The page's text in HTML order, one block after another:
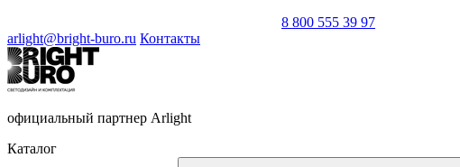
8 800 555 39 97
arlight@bright-buro.ru Контакты
официальный партнер Arlight
Каталог